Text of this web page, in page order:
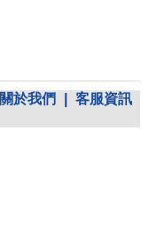
關於我們
客服資訊